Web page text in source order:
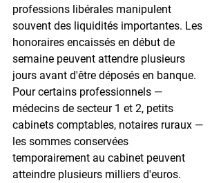
professions libérales manipulent
souvent des liquidités importantes. Les
honoraires encaissés en début de
semaine peuvent attendre plusieurs
jours avant d'être déposés en banque.
Pour certains professionnels —
médecins de secteur 1 et 2, petits
cabinets comptables, notaires ruraux —
les sommes conservées
temporairement au cabinet peuvent
atteindre plusieurs milliers d'euros.